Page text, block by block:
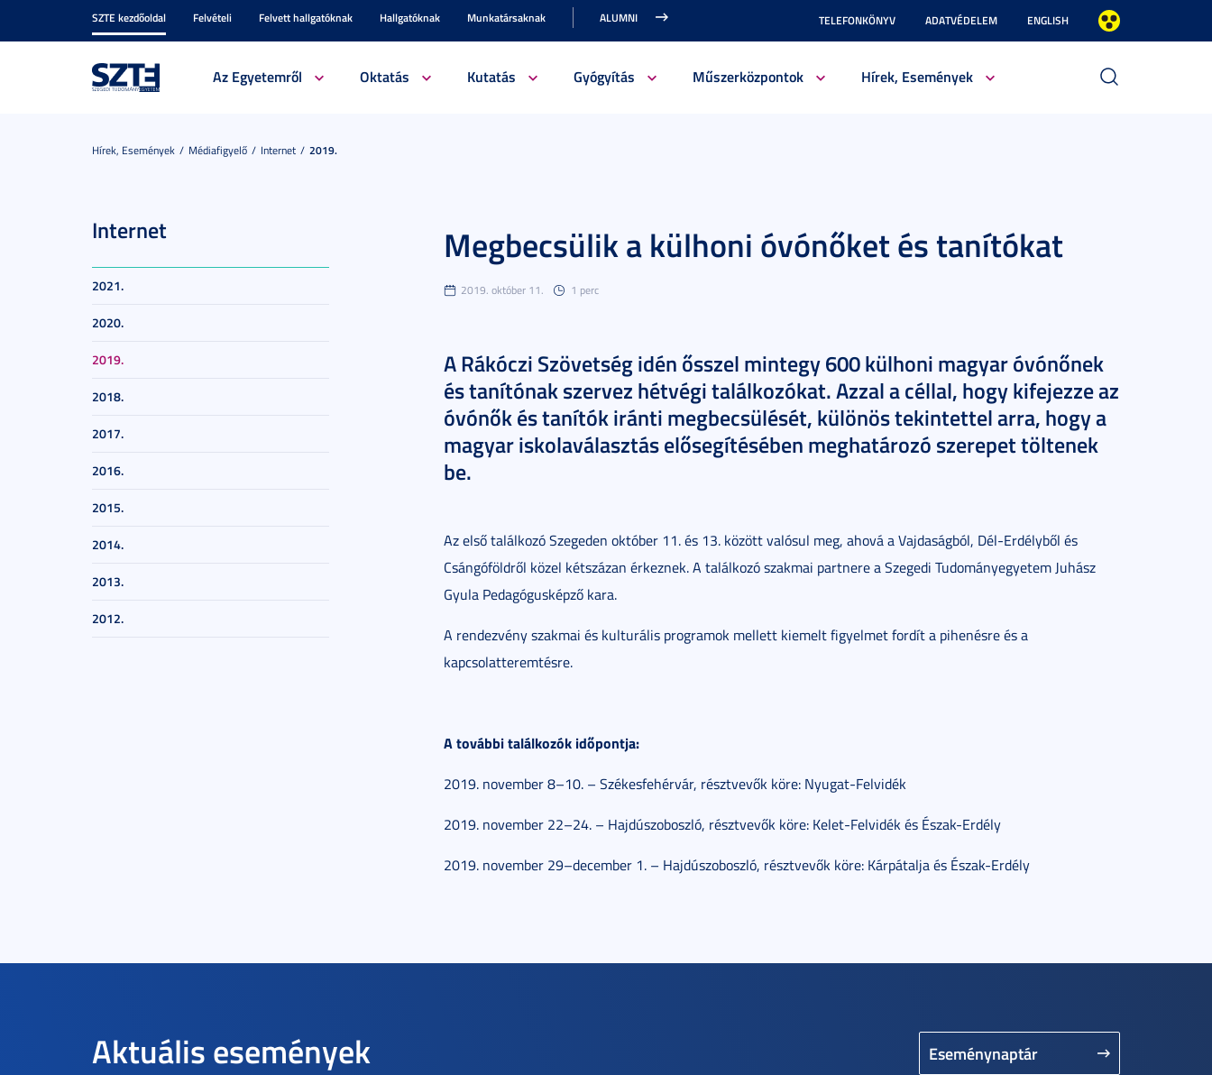
SZTE kezdőoldal Felvételi Felvett hallgatóknak Hallgatóknak Munkatársaknak ALUMNI TELEFONKÖNYV ADATVÉDELEM ENGLISH
Az Egyetemről Oktatás Kutatás Gyógyítás Műszerközpontok Hírek, Események
Hírek, Események Médiafigyelő Internet 2019.
Internet
2021.
2020.
2019.
2018.
2017.
2016.
2015.
2014.
2013.
2012.
Megbecsülik a külhoni óvónőket és tanítókat
2019. október 11. 1 perc
A Rákóczi Szövetség idén ősszel mintegy 600 külhoni magyar óvónőnek
és tanítónak szervez hétvégi találkozókat. Azzal a céllal, hogy kifejezze az
óvónők és tanítók iránti megbecsülését, különös tekintettel arra, hogy a
magyar iskolaválasztás elősegítésében meghatározó szerepet töltenek
be.
Az első találkozó Szegeden október 11. és 13. között valósul meg, ahová a Vajdaságból, Dél-Erdélyből és
Csángóföldről közel kétszázan érkeznek. A találkozó szakmai partnere a Szegedi Tudományegyetem Juhász
Gyula Pedagógusképző kara.
A rendezvény szakmai és kulturális programok mellett kiemelt figyelmet fordít a pihenésre és a
kapcsolatteremtésre.
A további találkozók időpontja:
2019. november 8–10. – Székesfehérvár, résztvevők köre: Nyugat-Felvidék
2019. november 22–24. – Hajdúszoboszló, résztvevők köre: Kelet-Felvidék és Észak-Erdély
2019. november 29–december 1. – Hajdúszoboszló, résztvevők köre: Kárpátalja és Észak-Erdély
Aktuális események Eseménynaptár